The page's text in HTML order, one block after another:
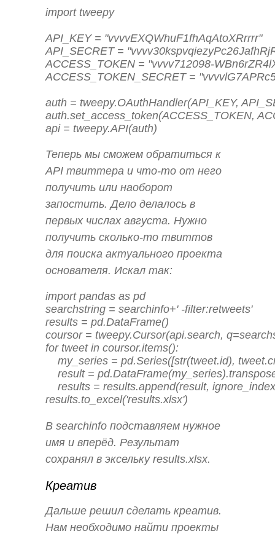
import tweepy
API_KEY = "vvvvEXQWhuF1fhAqAtoXRrrrr"
API_SECRET =
ACCESS_TOKEN = "vvvv712098-
ACCESS_TOKEN_SECRET =
auth = tweepy.OAuthHandler(API_KEY,
auth.set_access_token(ACCESS_TOKEN,
api = tweepy.API(auth)
Теперь мы сможем обратиться к
API твиттера и что-то от него
получить или наоборот
запостить. Дело делалось в
первых числах августа. Нужно
получить сколько-то твиттов
для поиска актуального проекта
основателя. Искал так:
import pandas as pd
searchstring = searchinfo+' -filter:retweets'
results = pd.DataFrame()
coursor = tweepy.Cursor(api.search,
for tweet in coursor.items():
my_series = pd.Series([str(tweet.id),
result =
results = results.append(result,
results.to_excel('results.xlsx')
В searchinfo подставляем нужное
имя и вперёд. Результат
сохранял в эксельку results.xlsx.
Креатив
Дальше решил сделать креатив.
Нам необходимо найти проекты